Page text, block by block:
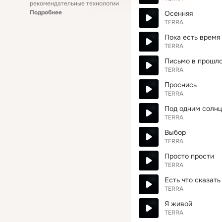
рекомендательные технологии
Подробнее
Осенняя
TERRA
Пока есть время
TERRA
Письмо в
TERRA
Проснись
TERRA
Под одним
TERRA
Выбор
TERRA
Просто прости
TERRA
Есть что сказать
TERRA
Я живой
TERRA